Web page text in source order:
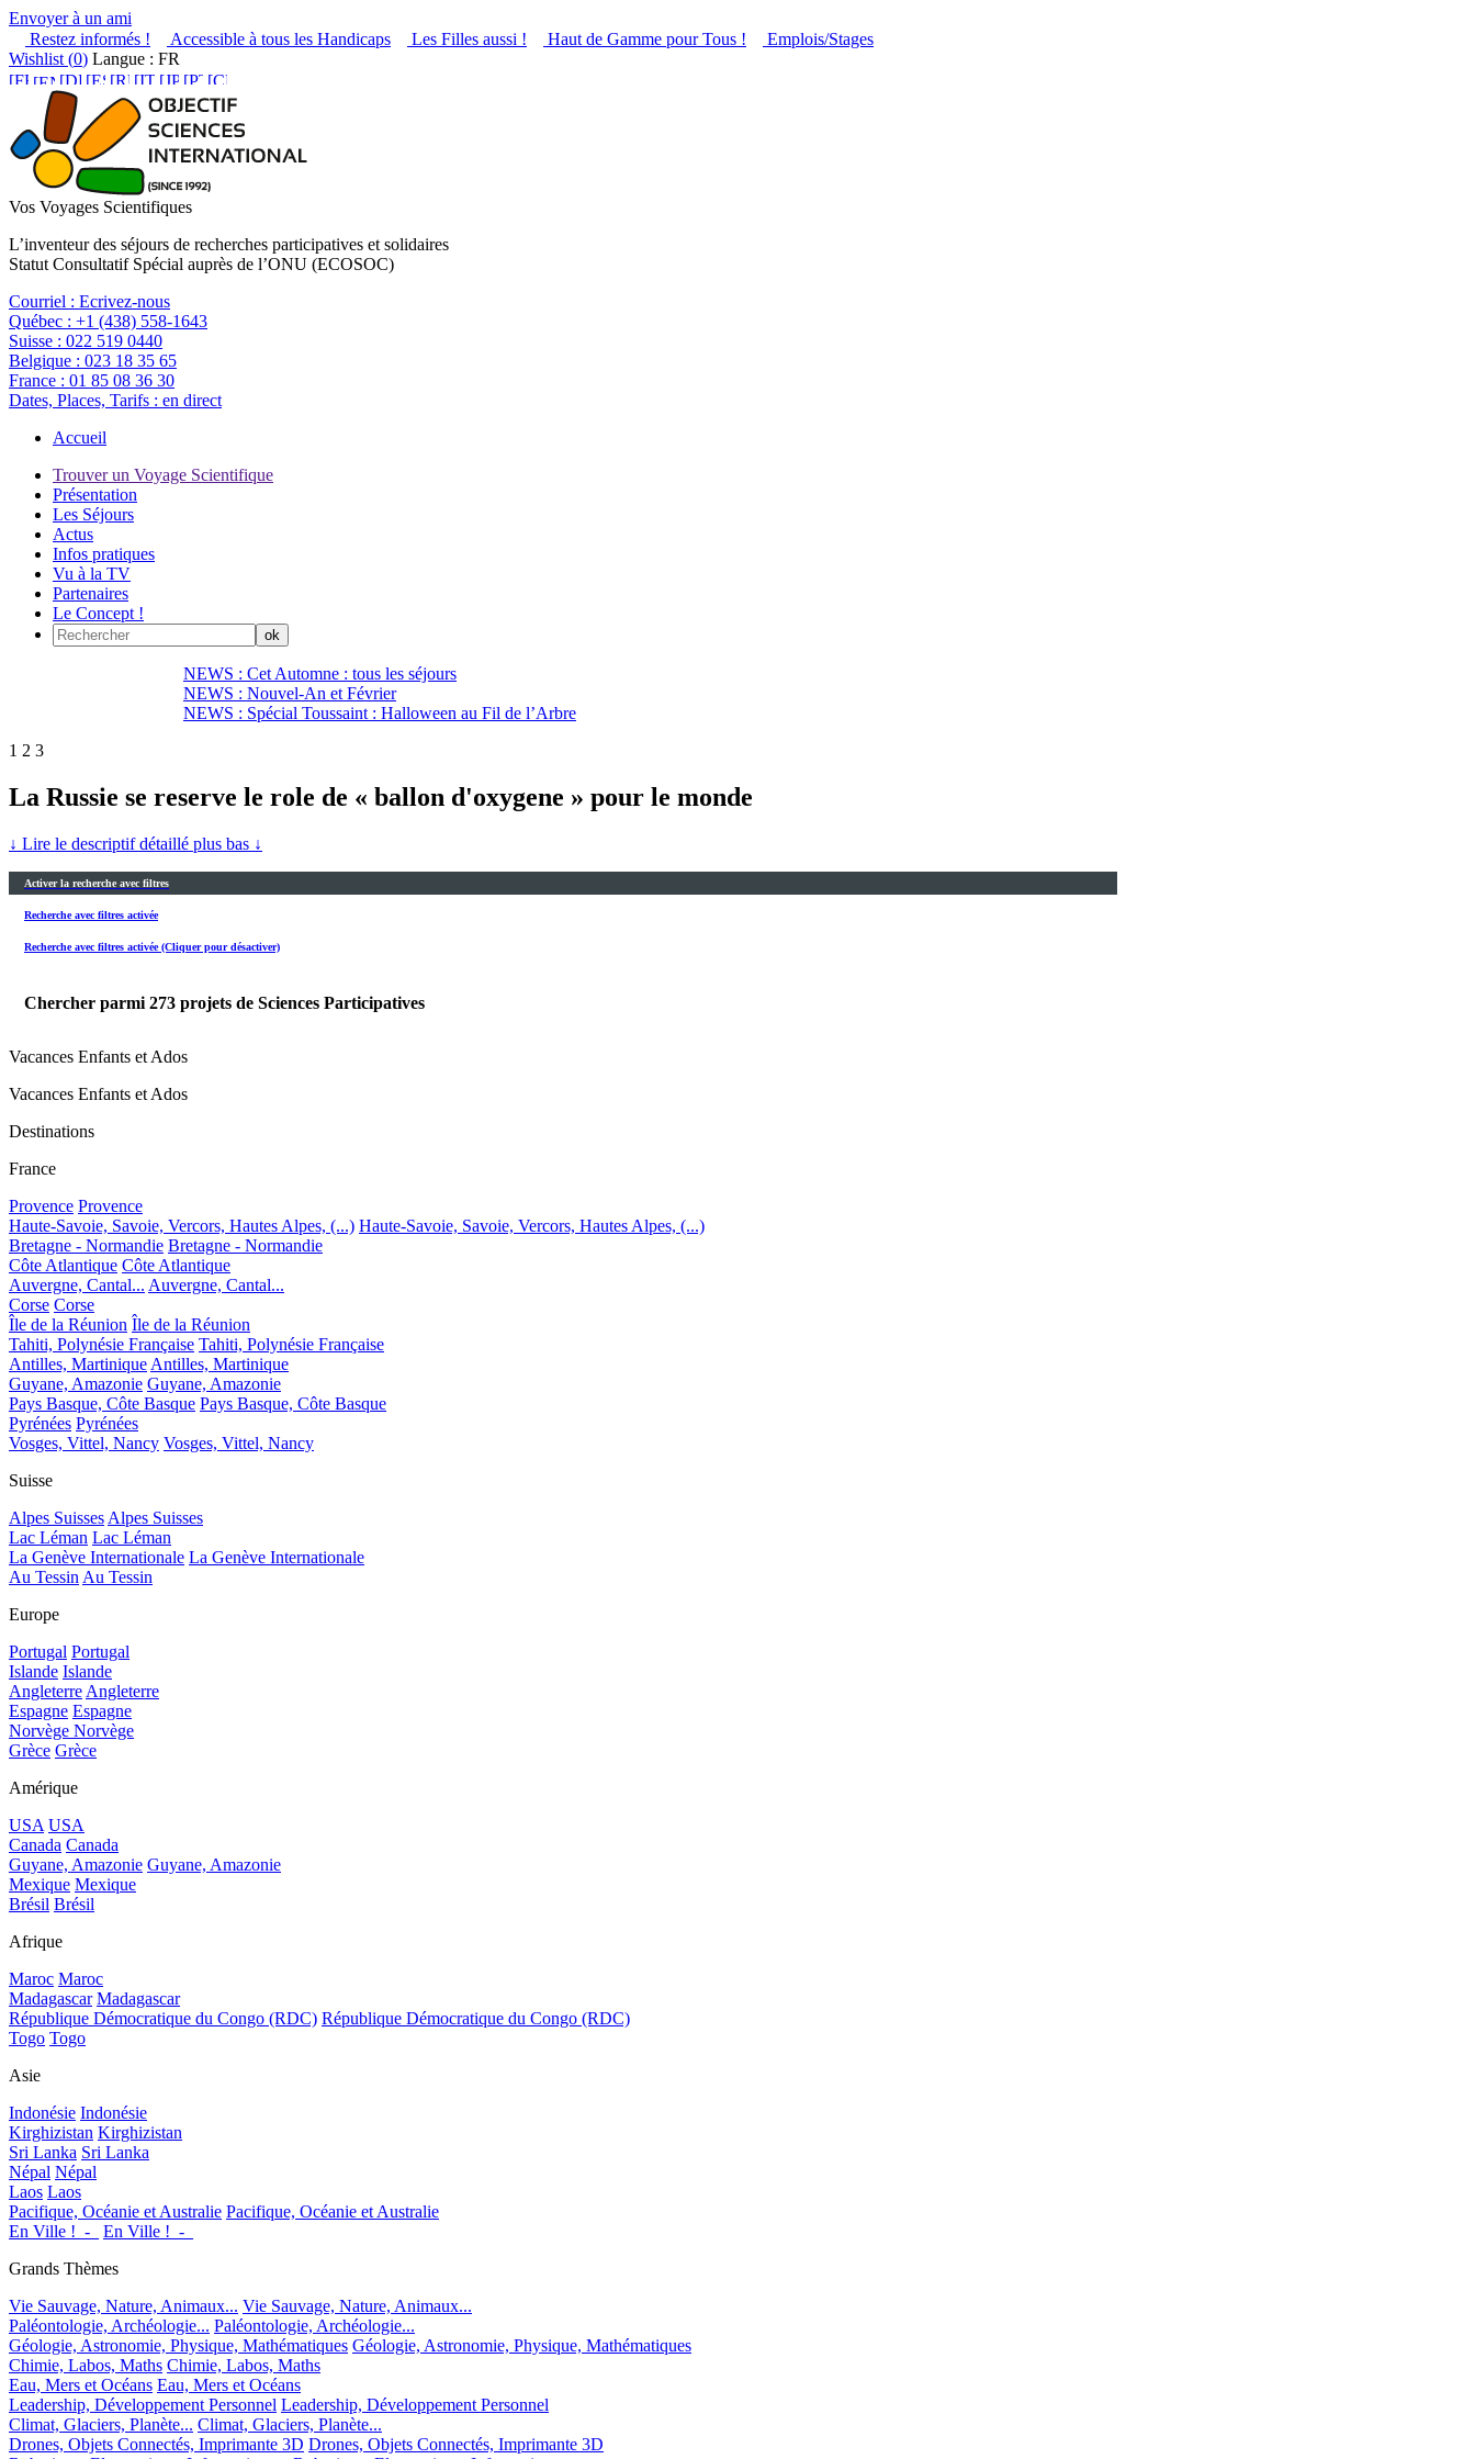
Envoyer à un ami
Restez informés !
Accessible à tous les Handicaps Les Filles aussi ! Haut de Gamme pour Tous !
Emplois/Stages
Wishlist (0) Langue : FR
Vos Voyages Scientifiques
L’inventeur des séjours de recherches participatives et solidaires
Statut Consultatif Spécial auprès de l’ONU (ECOSOC)
Courriel : Ecrivez-nous
Québec : +1 (438) 558-1643
Suisse : 022 519 0440
Belgique : 023 18 35 65
France : 01 85 08 36 30
Dates, Places, Tarifs : en direct
Accueil
Trouver un Voyage Scientifique
Présentation
Les Séjours
Actus
Infos pratiques
Vu à la TV
Partenaires
Le Concept !
NEWS : Cet Automne : tous les séjours
NEWS : Nouvel-An et Février
NEWS : Spécial Toussaint : Halloween au Fil de l’Arbre
1 2 3
La Russie se reserve le role de « ballon d'oxygene » pour le monde
↓ Lire le descriptif détaillé plus bas ↓
Activer la recherche avec filtres
Recherche avec filtres activée
Recherche avec filtres activée (Cliquer pour désactiver)
Chercher parmi 273 projets de Sciences Participatives
Vacances Enfants et Ados
Vacances Enfants et Ados
Destinations
France
Provence Provence
Haute-Savoie, Savoie, Vercors, Hautes Alpes, (...) Haute-Savoie, Savoie, Vercors, Hautes Alpes, (...)
Bretagne - Normandie Bretagne - Normandie
Côte Atlantique Côte Atlantique
Auvergne, Cantal... Auvergne, Cantal...
Corse Corse
Île de la Réunion Île de la Réunion
Tahiti, Polynésie Française Tahiti, Polynésie Française
Antilles, Martinique Antilles, Martinique
Guyane, Amazonie Guyane, Amazonie
Pays Basque, Côte Basque Pays Basque, Côte Basque
Pyrénées Pyrénées
Vosges, Vittel, Nancy Vosges, Vittel, Nancy
Suisse
Alpes Suisses Alpes Suisses
Lac Léman Lac Léman
La Genève Internationale La Genève Internationale
Au Tessin Au Tessin
Europe
Portugal Portugal
Islande Islande
Angleterre Angleterre
Espagne Espagne
Norvège Norvège
Grèce Grèce
Amérique
USA USA
Canada Canada
Guyane, Amazonie Guyane, Amazonie
Mexique Mexique
Brésil Brésil
Afrique
Maroc Maroc
Madagascar Madagascar
République Démocratique du Congo (RDC) République Démocratique du Congo (RDC)
Togo Togo
Asie
Indonésie Indonésie
Kirghizistan Kirghizistan
Sri Lanka Sri Lanka
Népal Népal
Laos Laos
Pacifique, Océanie et Australie Pacifique, Océanie et Australie
En Ville !_-_
En Ville !_-_
Grands Thèmes
Vie Sauvage, Nature, Animaux... Vie Sauvage, Nature, Animaux...
Paléontologie, Archéologie... Paléontologie, Archéologie...
Géologie, Astronomie, Physique, Mathématiques Géologie, Astronomie, Physique, Mathématiques
Chimie, Labos, Maths Chimie, Labos, Maths
Eau, Mers et Océans Eau, Mers et Océans
Leadership, Développement Personnel Leadership, Développement Personnel
Climat, Glaciers, Planète... Climat, Glaciers, Planète...
Drones, Objets Connectés, Imprimante 3D Drones, Objets Connectés, Imprimante 3D